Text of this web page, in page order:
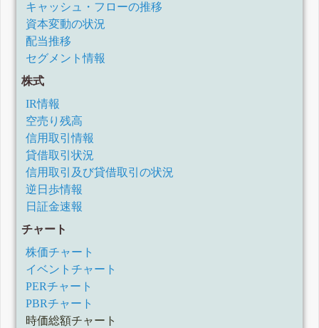
キャッシュ・フローの推移
資本変動の状況
配当推移
セグメント情報
株式
IR情報
空売り残高
信用取引情報
貸借取引状況
信用取引及び貸借取引の状況
逆日歩情報
日証金速報
チャート
株価チャート
イベントチャート
PERチャート
PBRチャート
時価総額チャート